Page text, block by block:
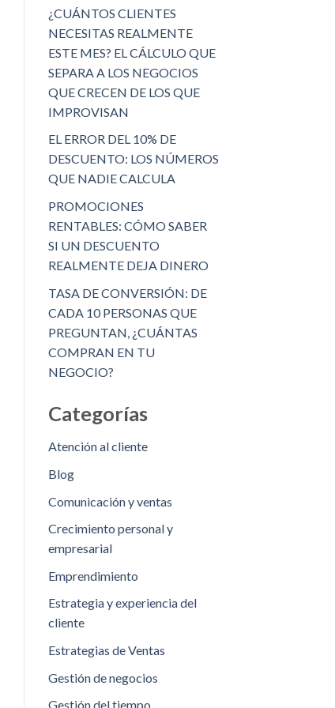
¿CUÁNTOS CLIENTES
NECESITAS REALMENTE
ESTE MES? EL CÁLCULO QUE
SEPARA A LOS NEGOCIOS
QUE CRECEN DE LOS QUE
IMPROVISAN
EL ERROR DEL 10% DE
DESCUENTO: LOS NÚMEROS
QUE NADIE CALCULA
PROMOCIONES
RENTABLES: CÓMO SABER
SI UN DESCUENTO
REALMENTE DEJA DINERO
TASA DE CONVERSIÓN: DE
CADA 10 PERSONAS QUE
PREGUNTAN, ¿CUÁNTAS
COMPRAN EN TU
NEGOCIO?
Categorías
Atención al cliente
Blog
Comunicación y ventas
Crecimiento personal y
empresarial
Emprendimiento
Estrategia y experiencia del
cliente
Estrategias de Ventas
Gestión de negocios
Gestión del tiempo